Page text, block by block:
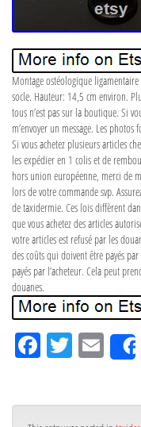
Montage ostéologique
socle. Hauteur: 14,5 cm environ.
tous n’est pas sur la boutique. Si
m’envoyer un message. Les
Si vous achetez plusieurs articles
les expédier en 1 colis et de
hors union européenne, merci de
lors de votre commande svp.
de taxidermie. Ces lois diffèrent
que vous achetez des articles
votre articles est refusé par les
des coûts qui doivent être payés
payés par l’acheteur. Cela peut
douanes.
Fa
ce
Tw
itt
Em
ail